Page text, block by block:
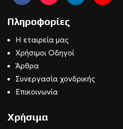
Πληροφορίες
Η εταιρεία μας
Χρήσιμοι Οδηγοί
Άρθρα
Συνεργασία χονδρικής
Επικοινωνία
Χρήσιμα